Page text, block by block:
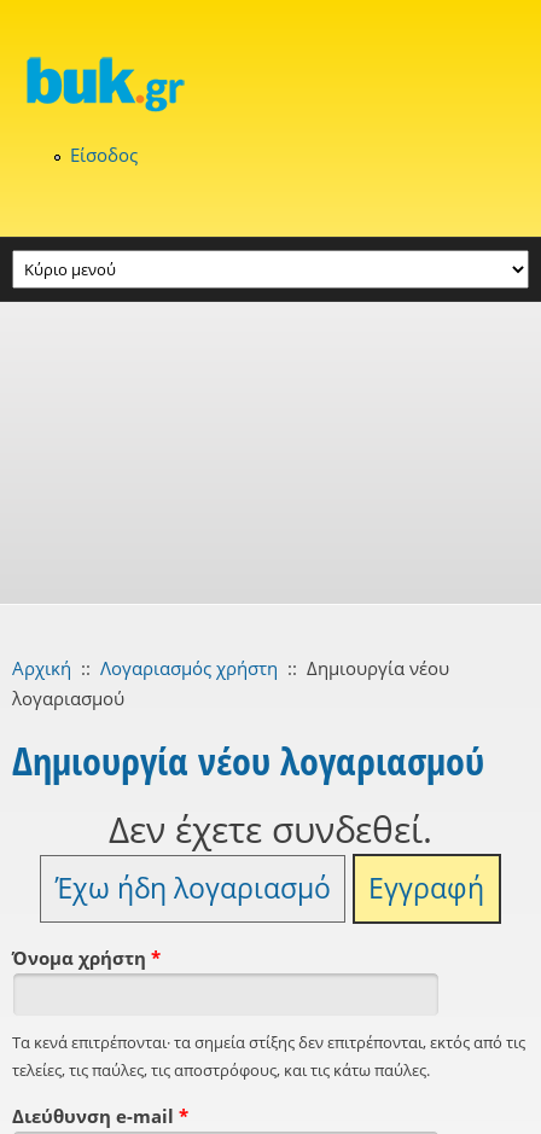
Είσοδος
Αρχική :: Λογαριασμός χρήστη :: Δημιουργία νέου
λογαριασμού
Δημιουργία νέου λογαριασμού
Δεν έχετε συνδεθεί.
Έχω ήδη λογαριασμό Εγγραφή
Όνομα χρήστη *
Τα κενά επιτρέπονται· τα σημεία στίξης δεν επιτρέπονται, εκτός από τις
τελείες, τις παύλες, τις αποστρόφους, και τις κάτω παύλες.
Διεύθυνση e-mail *